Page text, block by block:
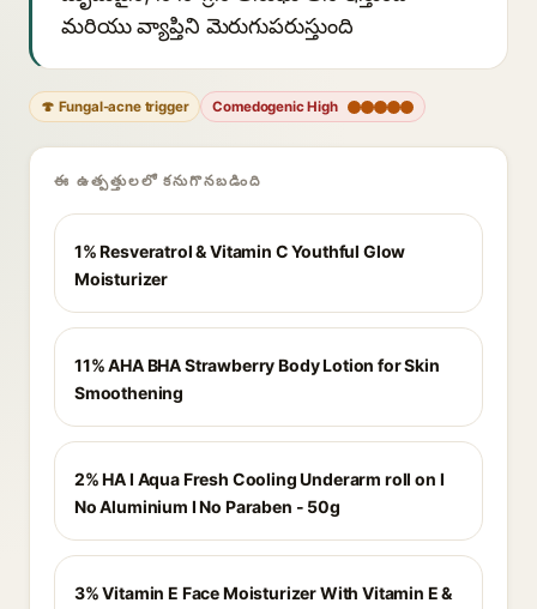
మరియు వ్యాప్తిని మెరుగుపరుస్తుంది
🍄 Fungal-acne trigger Comedogenic High
ఈ ఉత్పత్తులలో కనుగొనబడింది
1% Resveratrol & Vitamin C Youthful Glow
Moisturizer
11% AHA BHA Strawberry Body Lotion for Skin
Smoothening
2% HA I Aqua Fresh Cooling Underarm roll on I
No Aluminium I No Paraben - 50g
3% Vitamin E Face Moisturizer With Vitamin E &